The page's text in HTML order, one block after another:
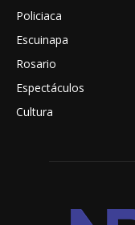
Policiaca
Escuinapa
Rosario
Espectáculos
Cultura